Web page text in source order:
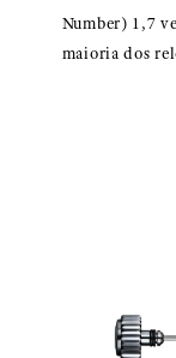
Number) 1,7
maioria dos